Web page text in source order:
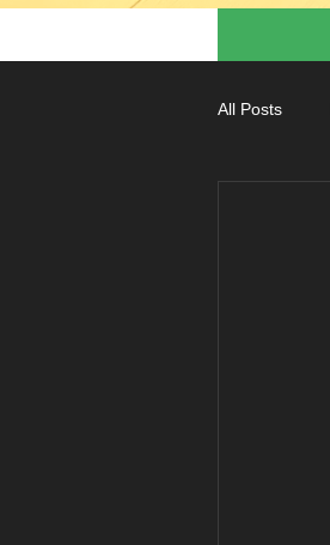
All Posts